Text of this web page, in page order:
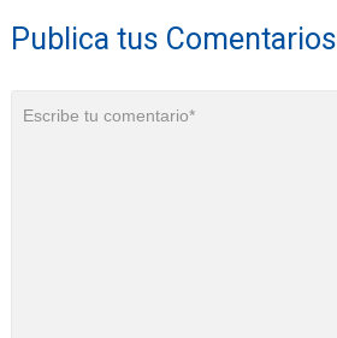
Publica tus Comentarios